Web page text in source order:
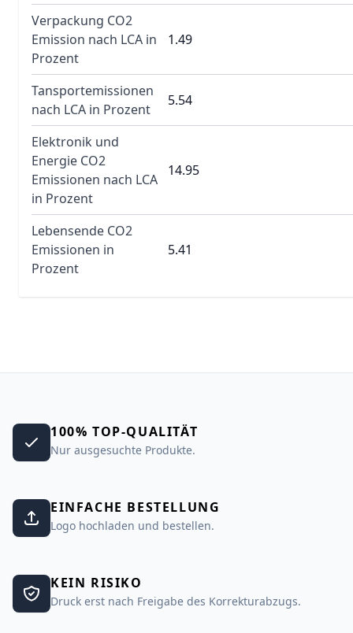
Verpackung CO2
Emission nach LCA in
Prozent
1.49
Tansportemissionen
nach LCA in Prozent
5.54
Elektronik und
Energie CO2
Emissionen nach LCA
in Prozent
14.95
Lebensende CO2
Emissionen in
Prozent
5.41
100% TOP-QUALITÄT
Nur ausgesuchte Produkte.
EINFACHE BESTELLUNG
Logo hochladen und bestellen.
KEIN RISIKO
Druck erst nach Freigabe des Korrekturabzugs.